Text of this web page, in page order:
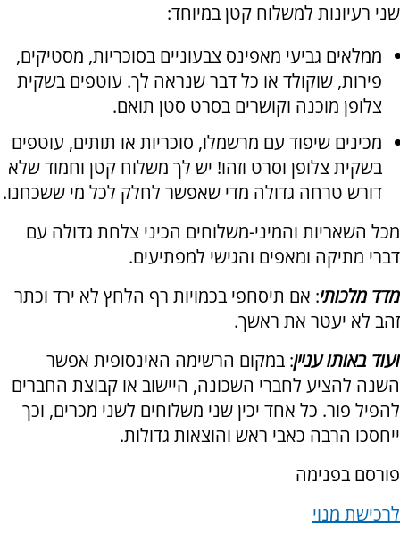
שני רעיונות למשלוח קטן במיוחד:
ממלאים גביעי מאפינס צבעוניים בסוכריות, מסטיקים,
פירות, שוקולד או כל דבר שנראה לך. עוטפים בשקית
צלופן מוכנה וקושרים בסרט סטן תואם.
מכינים שיפוד עם מרשמלו, סוכריות או תותים, עוטפים
בשקית צלופן וסרט וזהו! יש לך משלוח קטן וחמוד שלא
דורש טרחה גדולה מדי שאפשר לחלק לכל מי ששכחנו.
מכל השאריות והמיני-משלוחים הכיני צלחת גדולה עם
דברי מתיקה ומאפים והגישי למפתיעים.
מדד מלכותי: אם תיסחפי בכמויות רף הלחץ לא ירד וכתר
זהב לא יעטר את ראשך.
ועוד באותו עניין: במקום הרשימה האינסופית אפשר
השנה להציע לחברי השכונה, היישוב או קבוצת החברים
להפיל פור. כל אחד יכין שני משלוחים לשני מכרים, וכך
ייחסכו הרבה כאבי ראש והוצאות גדולות.
פורסם בפנימה
לרכישת מנוי